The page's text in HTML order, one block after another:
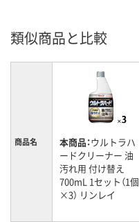
類似商品と比較
商品名 本商品：ウルトラハ
ードクリーナー 油
汚れ用 付け替え
700mL 1セット（1個
×3） リンレイ